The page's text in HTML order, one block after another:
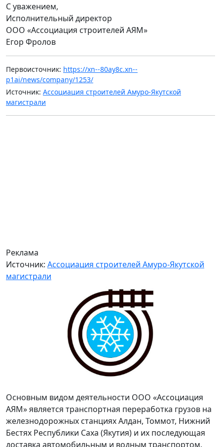
С уважением,
Исполнительный директор
ООО «Ассоциация строителей АЯМ»
Егор Фролов
Первоисточник: https://xn--80ay8c.xn--
p1ai/news/company/1253/
Источник: Ассоциация строителей Амуро-Якутской
магистрали
Реклама
Источник: Ассоциация строителей Амуро-Якутской
магистрали
Основным видом деятельности ООО «Ассоциация
АЯМ» является транспортная переработка грузов на
железнодорожных станциях Алдан, Томмот, Нижний
Бестях Республики Саха (Якутия) и их последующая
доставка автомобильным и водным транспортом.